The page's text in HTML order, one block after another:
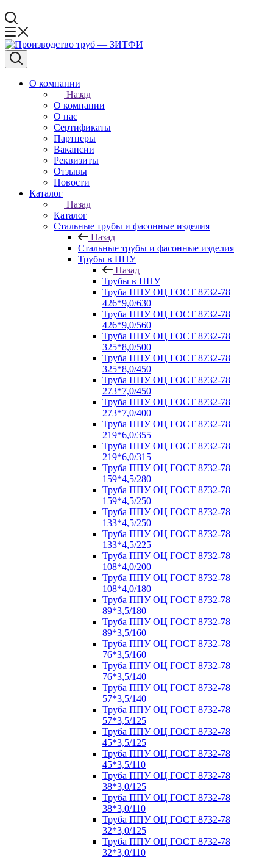
О компании
Назад
О компании
О нас
Сертификаты
Партнеры
Вакансии
Реквизиты
Отзывы
Новости
Каталог
Назад
Каталог
Стальные трубы и фасонные изделия
Назад
Стальные трубы и фасонные изделия
Трубы в ППУ
Назад
Трубы в ППУ
Труба ППУ ОЦ ГОСТ 8732-78
426*9,0/630
Труба ППУ ОЦ ГОСТ 8732-78
426*9,0/560
Труба ППУ ОЦ ГОСТ 8732-78
325*8,0/500
Труба ППУ ОЦ ГОСТ 8732-78
325*8,0/450
Труба ППУ ОЦ ГОСТ 8732-78
273*7,0/450
Труба ППУ ОЦ ГОСТ 8732-78
273*7,0/400
Труба ППУ ОЦ ГОСТ 8732-78
219*6,0/355
Труба ППУ ОЦ ГОСТ 8732-78
219*6,0/315
Труба ППУ ОЦ ГОСТ 8732-78
159*4,5/280
Труба ППУ ОЦ ГОСТ 8732-78
159*4,5/250
Труба ППУ ОЦ ГОСТ 8732-78
133*4,5/250
Труба ППУ ОЦ ГОСТ 8732-78
133*4,5/225
Труба ППУ ОЦ ГОСТ 8732-78
108*4,0/200
Труба ППУ ОЦ ГОСТ 8732-78
108*4,0/180
Труба ППУ ОЦ ГОСТ 8732-78
89*3,5/180
Труба ППУ ОЦ ГОСТ 8732-78
89*3,5/160
Труба ППУ ОЦ ГОСТ 8732-78
76*3,5/160
Труба ППУ ОЦ ГОСТ 8732-78
76*3,5/140
Труба ППУ ОЦ ГОСТ 8732-78
57*3,5/140
Труба ППУ ОЦ ГОСТ 8732-78
57*3,5/125
Труба ППУ ОЦ ГОСТ 8732-78
45*3,5/125
Труба ППУ ОЦ ГОСТ 8732-78
45*3,5/110
Труба ППУ ОЦ ГОСТ 8732-78
38*3,0/125
Труба ППУ ОЦ ГОСТ 8732-78
38*3,0/110
Труба ППУ ОЦ ГОСТ 8732-78
32*3,0/125
Труба ППУ ОЦ ГОСТ 8732-78
32*3,0/110